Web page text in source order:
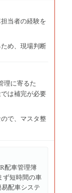
当者の経験を
め、現場判断
理に寄るた
は補完が必要
で、マスタ整
配車管理簿
ず短時間の車
配車システ